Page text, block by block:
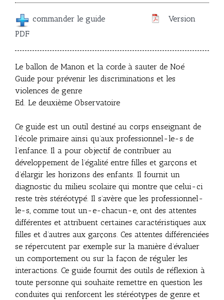
commander le guide
Version
PDF
Le ballon de Manon et la corde à sauter de Noé
Guide pour prévenir les discriminations et les
violences de genre
Ed. Le deuxième Observatoire
Ce guide est un outil destiné au corps enseignant de
l’école primaire ainsi qu’aux professionnel-le-s de
l’enfance. Il a pour objectif de contribuer au
développement de l’égalité entre filles et garçons et
d’élargir les horizons des enfants. Il fournit un
diagnostic du milieu scolaire qui montre que celui-ci
reste très stéréotypé. Il s’avère que les professionnel-
le-s, comme tout un-e-chacun-e, ont des attentes
différentes et attribuent certaines caractéristiques aux
filles et d’autres aux garçons. Ces attentes différenciées
se répercutent par exemple sur la manière d’évaluer
un comportement ou sur la façon de réguler les
interactions. Ce guide fournit des outils de réflexion à
toute personne qui souhaite remettre en question les
conduites qui renforcent les stéréotypes de genre et